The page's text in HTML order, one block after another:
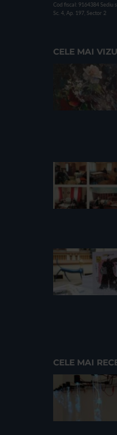
Cod fiscal: 9164384 Sediu
Sc. 4, Ap. 197, Sector 2
CELE MAI
CELE MAI